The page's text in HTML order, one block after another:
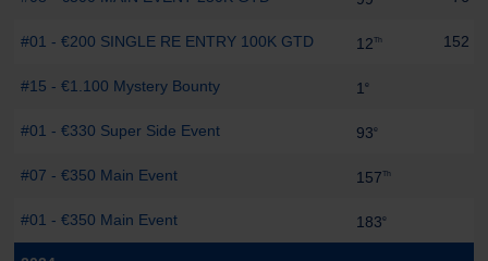
#01 - €200 SINGLE RE ENTRY 100K GTD 12Th 152
#15 - €1.100 Mystery Bounty 1e
#01 - €330 Super Side Event 93e
#07 - €350 Main Event 157Th
#01 - €350 Main Event 183e